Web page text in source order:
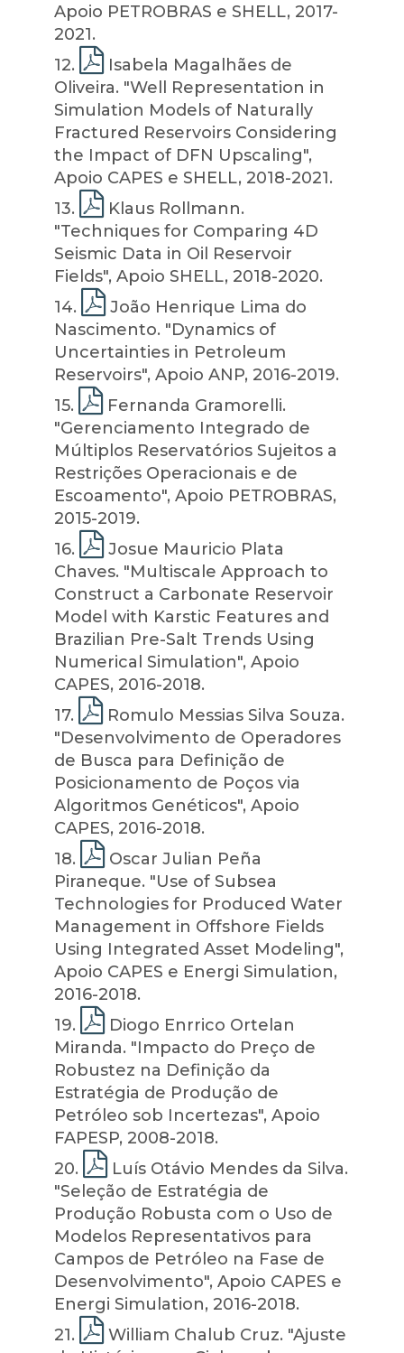
Apoio PETROBRAS e SHELL, 2017-
2021.
12.
Isabela Magalhães de
Oliveira. "Well Representation in
Simulation Models of Naturally
Fractured Reservoirs Considering
the Impact of DFN Upscaling",
Apoio CAPES e SHELL, 2018-2021.
13.
Klaus Rollmann.
"Techniques for Comparing 4D
Seismic Data in Oil Reservoir
Fields", Apoio SHELL, 2018-2020.
14.
João Henrique Lima do
Nascimento. "Dynamics of
Uncertainties in Petroleum
Reservoirs", Apoio ANP, 2016-2019.
15.
Fernanda Gramorelli.
"Gerenciamento Integrado de
Múltiplos Reservatórios Sujeitos a
Restrições Operacionais e de
Escoamento", Apoio PETROBRAS,
2015-2019.
16.
Josue Mauricio Plata
Chaves. "Multiscale Approach to
Construct a Carbonate Reservoir
Model with Karstic Features and
Brazilian Pre-Salt Trends Using
Numerical Simulation", Apoio
CAPES, 2016-2018.
17.
Romulo Messias Silva Souza.
"Desenvolvimento de Operadores
de Busca para Definição de
Posicionamento de Poços via
Algoritmos Genéticos", Apoio
CAPES, 2016-2018.
18.
Oscar Julian Peña
Piraneque. "Use of Subsea
Technologies for Produced Water
Management in Offshore Fields
Using Integrated Asset Modeling",
Apoio CAPES e Energi Simulation,
2016-2018.
19.
Diogo Enrrico Ortelan
Miranda. "Impacto do Preço de
Robustez na Definição da
Estratégia de Produção de
Petróleo sob Incertezas", Apoio
FAPESP, 2008-2018.
20.
Luís Otávio Mendes da Silva.
"Seleção de Estratégia de
Produção Robusta com o Uso de
Modelos Representativos para
Campos de Petróleo na Fase de
Desenvolvimento", Apoio CAPES e
Energi Simulation, 2016-2018.
21.
William Chalub Cruz. "Ajuste